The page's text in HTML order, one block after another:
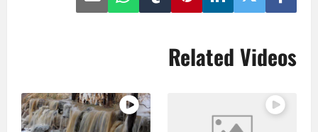
Related Videos